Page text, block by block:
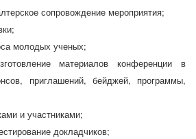
сопровождение мероприятия;
молодых ученых;
материалов конференции в
приглашений, бейджей, программы,
и участниками;
докладчиков;